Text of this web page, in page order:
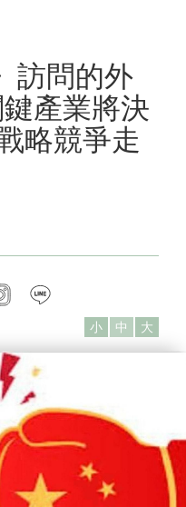
訪問的外
產業將決
略競爭走
instagram
小 中 大